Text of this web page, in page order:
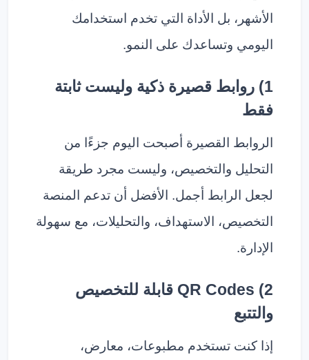
الأشهر، بل الأداة التي تخدم استخدامك
اليومي وتساعدك على النمو.
1) روابط قصيرة ذكية وليست ثابتة
فقط
الروابط القصيرة أصبحت اليوم جزءًا من
التحليل والتخصيص، وليست مجرد طريقة
لجعل الرابط أجمل. الأفضل أن تدعم المنصة
التخصيص، الاستهداف، والتحليلات، مع سهولة
الإدارة.
2) QR Codes قابلة للتخصيص
والتتبع
إذا كنت تستخدم مطبوعات، معارض،